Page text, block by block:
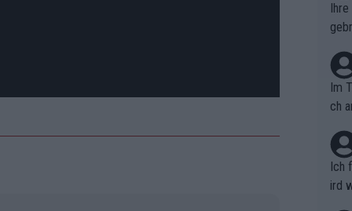
Im
ch
Ich
ird